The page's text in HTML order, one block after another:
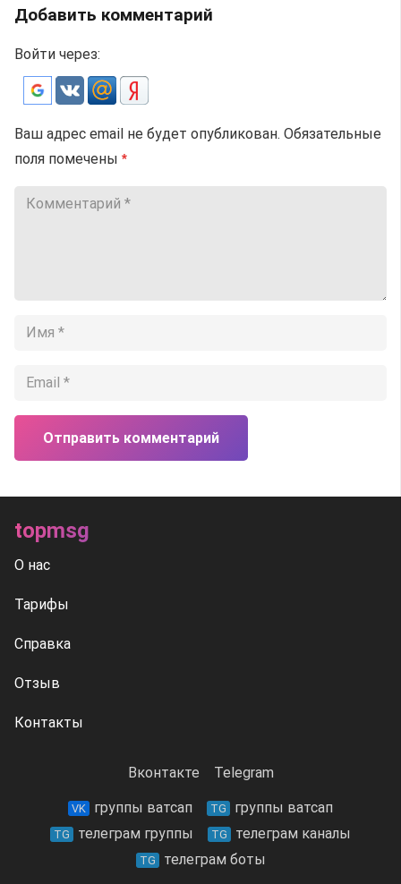
Добавить комментарий
Войти через:
Ваш адрес email не будет опубликован. Обязательные
поля помечены *
Отправить комментарий
topmsg
О нас
Тарифы
Справка
Отзыв
Контакты
Вконтакте Telegram
VK группы ватсап TG группы ватсап
TG телеграм группы TG телеграм каналы
TG телеграм боты